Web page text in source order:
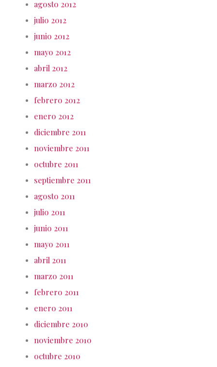
agosto 2012
julio 2012
junio 2012
mayo 2012
abril 2012
marzo 2012
febrero 2012
enero 2012
diciembre 2011
noviembre 2011
octubre 2011
septiembre 2011
agosto 2011
julio 2011
junio 2011
mayo 2011
abril 2011
marzo 2011
febrero 2011
enero 2011
diciembre 2010
noviembre 2010
octubre 2010